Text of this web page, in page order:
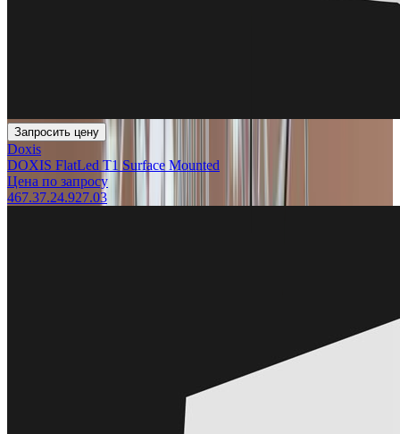
Запросить цену
Doxis
DOXIS FlatLed T1 Surface Mounted
Цена по запросу
467.37.24.927.03